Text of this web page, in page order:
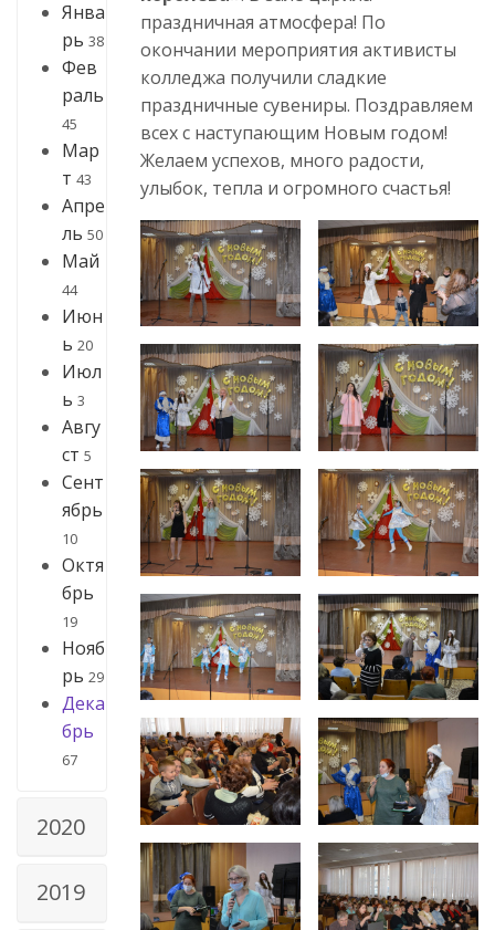
Янва
рь 38
Фев
раль
45
Мар
т 43
Апре
ль 50
Май
44
Июн
ь 20
Июл
ь 3
Авгу
ст 5
Сент
ябрь
10
Октя
брь
19
Нояб
рь 29
Дека
брь
67
2020
2019
праздничная атмосфера! По
окончании мероприятия активисты
колледжа получили сладкие
праздничные сувениры. Поздравляем
всех с наступающим Новым годом!
Желаем успехов, много радости,
улыбок, тепла и огромного счастья!